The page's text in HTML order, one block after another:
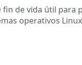
fin de vida útil para
operativos Linux